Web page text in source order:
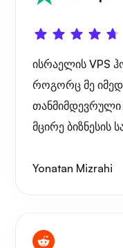
ისრაელის VPS
როგორც მე
თანმიმდევრული
მცირე ბიზნესის
Yonatan Mizrahi